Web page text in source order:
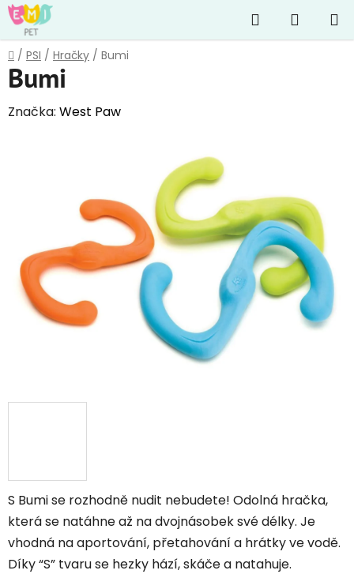
Přejít
na
obsah
Hledat
KOŠÍK
Domů
/ PSI / Hračky / Bumi
S Bumi se rozhodně nudit nebudete! Odolná hračka,
která se natáhne až na dvojnásobek své délky. Je
vhodná na aportování, přetahování a hrátky ve vodě.
Díky “S” tvaru se hezky hází, skáče a natahuje.
Bumi
Značka: West Paw